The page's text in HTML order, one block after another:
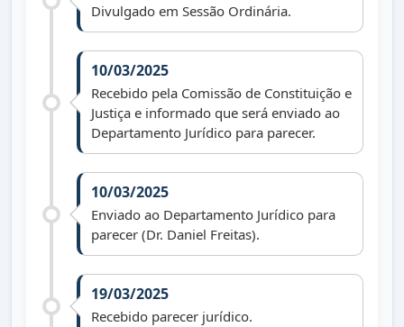
Divulgado em Sessão Ordinária.
10/03/2025
Recebido pela Comissão de Constituição e
Justiça e informado que será enviado ao
Departamento Jurídico para parecer.
10/03/2025
Enviado ao Departamento Jurídico para
parecer (Dr. Daniel Freitas).
19/03/2025
Recebido parecer jurídico.